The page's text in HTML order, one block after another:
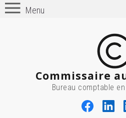
Menu
Commissaire
Bureau comptable